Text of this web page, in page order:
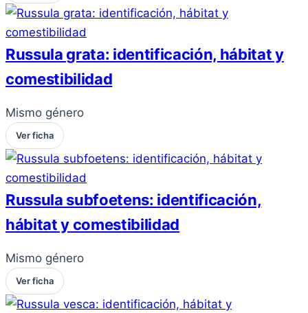
Russula grata: identificación, hábitat y
comestibilidad
Mismo género
Ver ficha
Russula subfoetens: identificación,
hábitat y comestibilidad
Mismo género
Ver ficha